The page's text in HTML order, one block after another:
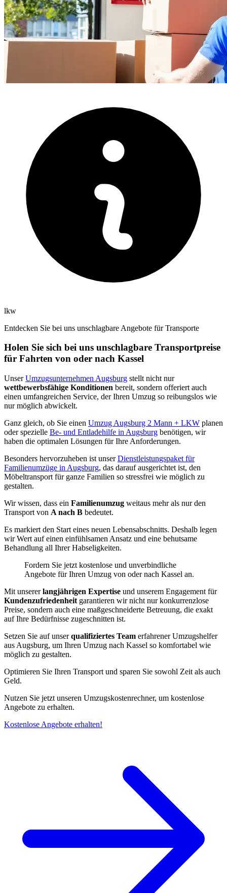
lkw
Entdecken Sie bei uns unschlagbare Angebote für Transporte
Holen Sie sich bei uns unschlagbare Transportpreise
für Fahrten von oder nach Kassel
UnserUmzugsunternehmen Augsburg stellt nicht nur
wettbewerbsfähige Konditionen bereit, sondern offeriert auch
einen umfangreichen Service, der Ihren Umzug so reibungslos wie
nur möglich abwickelt.
Ganz gleich, ob Sie einen Umzug Augsburg 2 Mann + LKW planen
oder spezielle Be- und Entladehilfe in Augsburg benötigen, wir
haben die optimalen Lösungen für Ihre Anforderungen.
Besonders hervorzuheben ist unserDienstleistungspaket für
Familienumzüge in Augsburg, das darauf ausgerichtet ist, den
Möbeltransport für ganze Familien so stressfrei wie möglich zu
gestalten.
Wir wissen, dass ein Familienumzug weitaus mehr als nur den
Transport von A nach B bedeutet.
Es markiert den Start eines neuen Lebensabschnitts. Deshalb legen
wir Wert auf einen einfühlsamen Ansatz und eine behutsame
Behandlung all Ihrer Habseligkeiten.
Fordern Sie jetzt kostenlose und unverbindliche
Angebote für Ihren Umzug von oder nach Kassel an.
Mit unsererlangjährigen Expertise und unserem Engagement für
Kundenzufriedenheit garantieren wir nicht nur konkurrenzlose
Preise, sondern auch eine maßgeschneiderte Betreuung, die exakt
auf Ihre Bedürfnisse zugeschnitten ist.
Setzen Sie auf unserqualifiziertes Team erfahrener Umzugshelfer
aus Augsburg, um Ihren Umzug nach Kassel so komfortabel wie
möglich zu gestalten.
Optimieren Sie Ihren Transport und sparen Sie sowohl Zeit als auch
Geld.
Nutzen Sie jetzt unseren Umzugskostenrechner, um kostenlose
Angebote zu erhalten.
Kostenlose Angebote erhalten!